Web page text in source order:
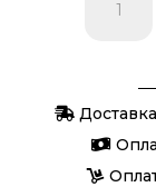
SIBOTE
7212
=1=